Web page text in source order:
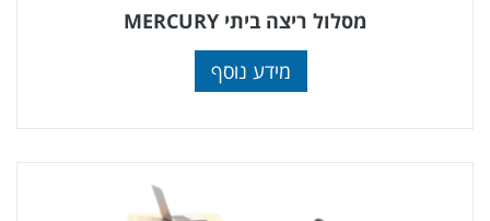
מסלול ריצה ביתי MERCURY
מידע נוסף